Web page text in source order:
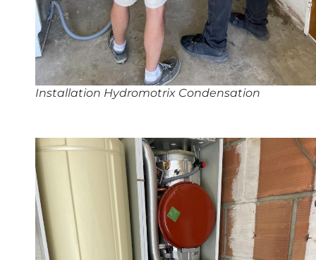
Installation Hydromotrix Condensation